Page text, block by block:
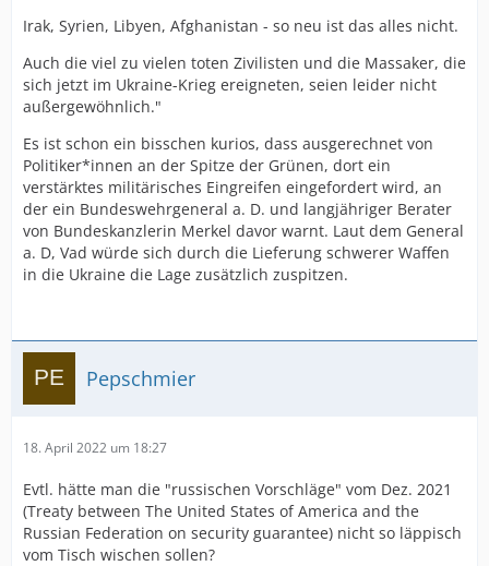
Irak, Syrien, Libyen, Afghanistan - so neu ist das alles nicht.
Auch die viel zu vielen toten Zivilisten und die Massaker, die
sich jetzt im Ukraine-Krieg ereigneten, seien leider nicht
außergewöhnlich."
Es ist schon ein bisschen kurios, dass ausgerechnet von
Politiker*innen an der Spitze der Grünen, dort ein
verstärktes militärisches Eingreifen eingefordert wird, an
der ein Bundeswehrgeneral a. D. und langjähriger Berater
von Bundeskanzlerin Merkel davor warnt. Laut dem General
a. D, Vad würde sich durch die Lieferung schwerer Waffen
in die Ukraine die Lage zusätzlich zuspitzen.
Pepschmier
18. April 2022 um 18:27
Evtl. hätte man die "russischen Vorschläge" vom Dez. 2021
(Treaty between The United States of America and the
Russian Federation on security guarantee) nicht so läppisch
vom Tisch wischen sollen?